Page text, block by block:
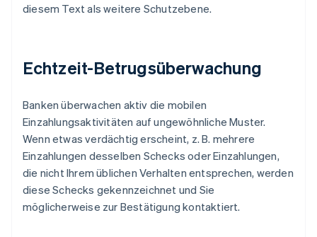
diesem Text als weitere Schutzebene.
Echtzeit-Betrugsüberwachung
Banken überwachen aktiv die mobilen
Einzahlungsaktivitäten auf ungewöhnliche Muster.
Wenn etwas verdächtig erscheint, z. B. mehrere
Einzahlungen desselben Schecks oder Einzahlungen,
die nicht Ihrem üblichen Verhalten entsprechen, werden
diese Schecks gekennzeichnet und Sie
möglicherweise zur Bestätigung kontaktiert.